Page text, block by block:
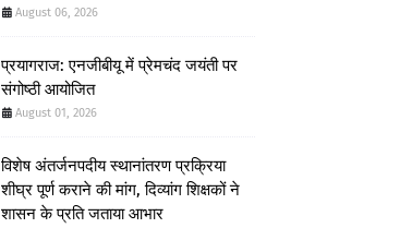
August 06, 2026
प्रयागराज: एनजीबीयू में प्रेमचंद जयंती पर
संगोष्ठी आयोजित
August 01, 2026
विशेष अंतर्जनपदीय स्थानांतरण प्रक्रिया
शीघ्र पूर्ण कराने की मांग, दिव्यांग शिक्षकों ने
शासन के प्रति जताया आभार